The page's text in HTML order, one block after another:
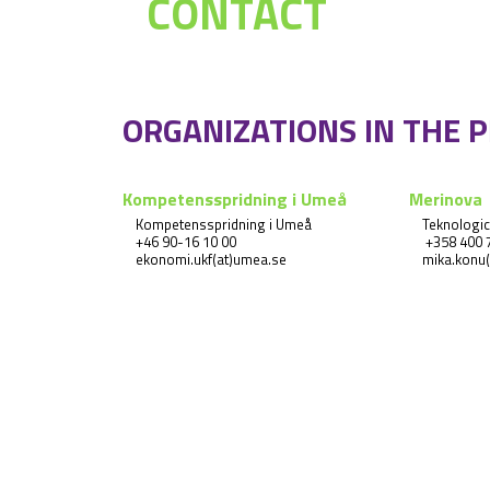
CONTACT
ORGANIZATIONS IN THE
Kompetensspridning i Umeå
Kompetensspridning i Umeå
+46 90-16 10 00
ekonomi.ukf(at)umea.se
Merinova
+358 400